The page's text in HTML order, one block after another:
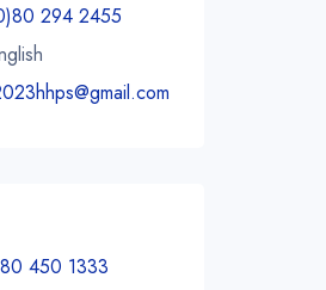
294 2455
450 1333